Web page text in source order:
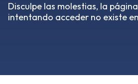
Disculpe las molestias, la
intentando acceder no existe